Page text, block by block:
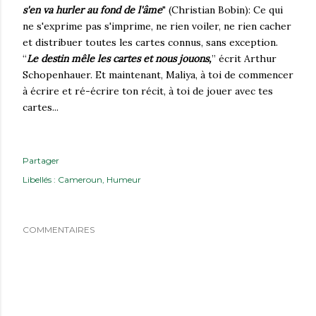
s'en va hurler au fond de l'âme" (Christian Bobin): Ce qui
ne s'exprime pas s'imprime, ne rien voiler, ne rien cacher
et distribuer toutes les cartes connus, sans exception.
“Le destin mêle les cartes et nous jouons,” écrit Arthur
Schopenhauer. Et maintenant, Maliya, à toi de commencer
à écrire et ré-écrire ton récit, à toi de jouer avec tes
cartes...
Partager
Libellés : Cameroun Humeur
COMMENTAIRES